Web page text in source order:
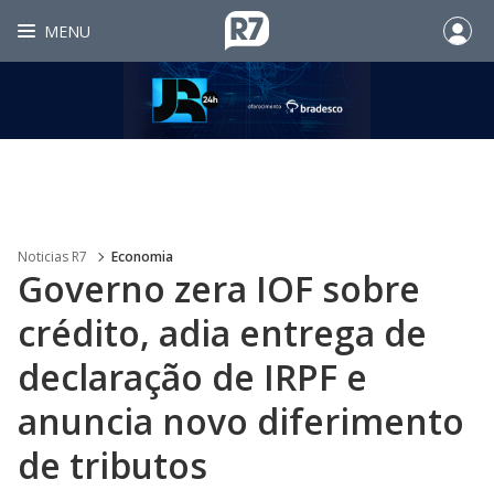
MENU
Noticias R7 Economia
Governo zera IOF sobre
crédito, adia entrega de
declaração de IRPF e
anuncia novo diferimento
de tributos